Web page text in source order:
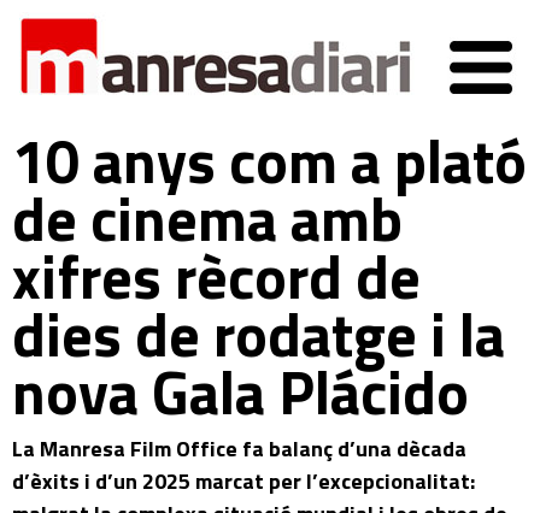
10 anys com a plató
de cinema amb
xifres rècord de
dies de rodatge i la
nova Gala Plácido
La Manresa Film Office fa balanç d’una dècada
d’èxits i d’un 2025 marcat per l’excepcionalitat: